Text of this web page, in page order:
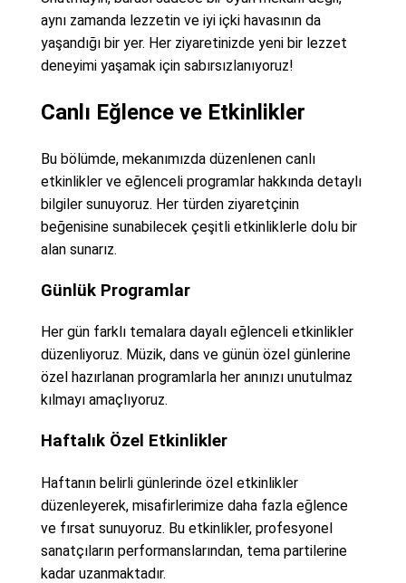
aynı zamanda lezzetin ve iyi içki havasının da
yaşandığı bir yer. Her ziyaretinizde yeni bir lezzet
deneyimi yaşamak için sabırsızlanıyoruz!
Canlı Eğlence ve Etkinlikler
Bu bölümde, mekanımızda düzenlenen canlı
etkinlikler ve eğlenceli programlar hakkında detaylı
bilgiler sunuyoruz. Her türden ziyaretçinin
beğenisine sunabilecek çeşitli etkinliklerle dolu bir
alan sunarız.
Günlük Programlar
Her gün farklı temalara dayalı eğlenceli etkinlikler
düzenliyoruz. Müzik, dans ve günün özel günlerine
özel hazırlanan programlarla her anınızı unutulmaz
kılmayı amaçlıyoruz.
Haftalık Özel Etkinlikler
Haftanın belirli günlerinde özel etkinlikler
düzenleyerek, misafirlerimize daha fazla eğlence
ve fırsat sunuyoruz. Bu etkinlikler, profesyonel
sanatçıların performanslarından, tema partilerine
kadar uzanmaktadır.